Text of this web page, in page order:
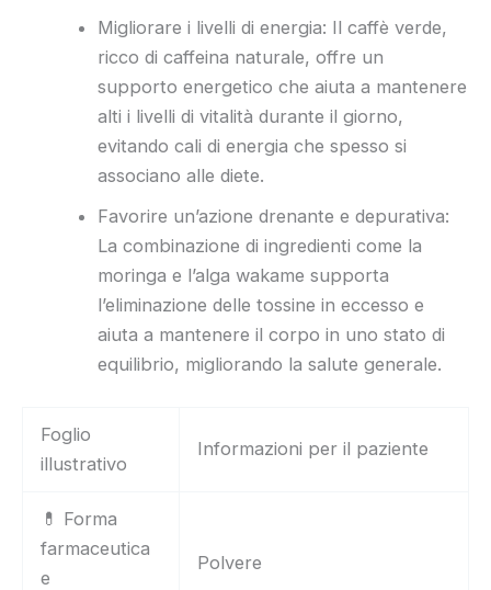
Migliorare i livelli di energia: Il caffè verde,
ricco di caffeina naturale, offre un
supporto energetico che aiuta a mantenere
alti i livelli di vitalità durante il giorno,
evitando cali di energia che spesso si
associano alle diete.
Favorire un’azione drenante e depurativa:
La combinazione di ingredienti come la
moringa e l’alga wakame supporta
l’eliminazione delle tossine in eccesso e
aiuta a mantenere il corpo in uno stato di
equilibrio, migliorando la salute generale.
Foglio
illustrativo
Informazioni per il paziente
💊 Forma
farmaceutica
e
Polvere